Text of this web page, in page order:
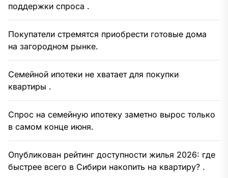
поддержки спроса .
Покупатели стремятся приобрести готовые дома
на загородном рынке.
Семейной ипотеки не хватает для покупки
квартиры .
Спрос на семейную ипотеку заметно вырос только
в самом конце июня.
Опубликован рейтинг доступности жилья 2026: где
быстрее всего в Сибири накопить на квартиру? .